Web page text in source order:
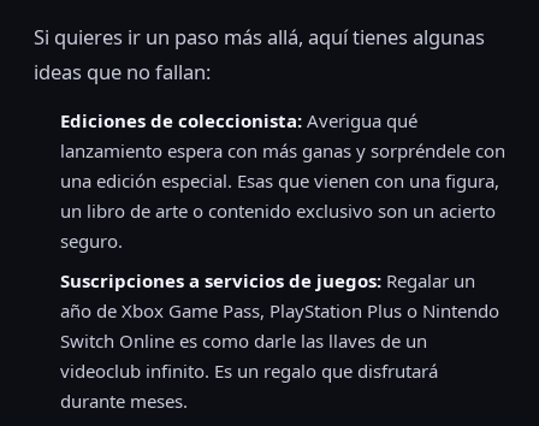
Si quieres ir un paso más allá, aquí tienes algunas
ideas que no fallan:
Ediciones de coleccionista: Averigua qué
lanzamiento espera con más ganas y sorpréndele con
una edición especial. Esas que vienen con una figura,
un libro de arte o contenido exclusivo son un acierto
seguro.
Suscripciones a servicios de juegos: Regalar un
año de Xbox Game Pass, PlayStation Plus o Nintendo
Switch Online es como darle las llaves de un
videoclub infinito. Es un regalo que disfrutará
durante meses.